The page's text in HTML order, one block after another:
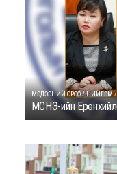
МЭДЭЭНИЙ ӨРӨӨ / НИЙГЭМ /
МСНЭ-ийн